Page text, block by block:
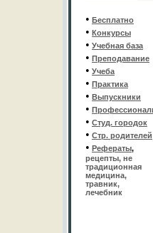
• Бесплатно
• Конкурсы
• Учебная база
• Преподавание
• Учеба
• Практика
• Выпускники
•
• Студ. городок
• Стр. родителей
• Рефераты,
рецепты, не
традиционная
медицина,
травник,
лечебник